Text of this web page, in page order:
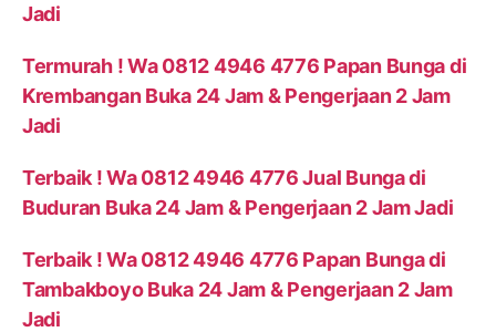
Jadi
Termurah ! Wa 0812 4946 4776 Papan Bunga di
Krembangan Buka 24 Jam & Pengerjaan 2 Jam
Jadi
Terbaik ! Wa 0812 4946 4776 Jual Bunga di
Buduran Buka 24 Jam & Pengerjaan 2 Jam Jadi
Terbaik ! Wa 0812 4946 4776 Papan Bunga di
Tambakboyo Buka 24 Jam & Pengerjaan 2 Jam
Jadi